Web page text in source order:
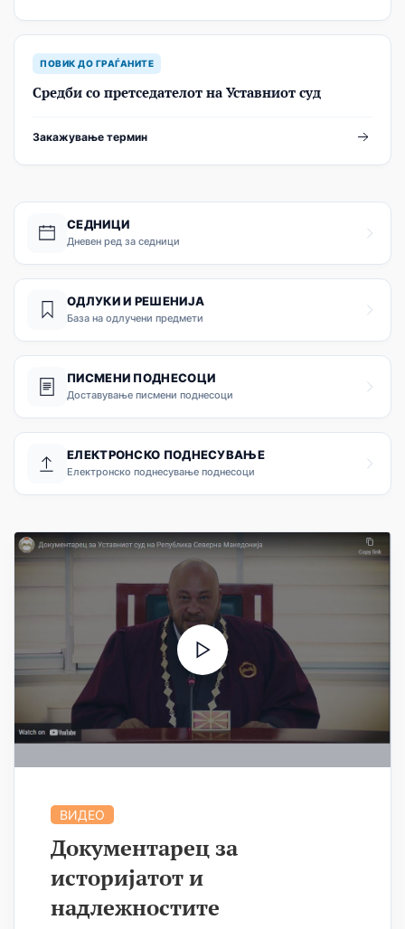
ПОВИК ДО ГРАЃАНИТЕ
Средби со претседателот на Уставниот суд
Закажување термин
СЕДНИЦИ
Дневен ред за седници
ОДЛУКИ И РЕШЕНИЈА
База на одлучени предмети
ПИСМЕНИ ПОДНЕСОЦИ
Доставување писмени поднесоци
ЕЛЕКТРОНСКО ПОДНЕСУВАЊЕ
Електронско поднесување поднесоци
ВИДЕО
Документарец за
историјатот и
надлежностите